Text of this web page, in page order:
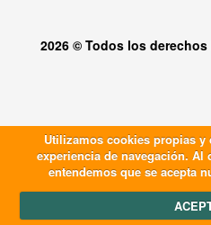
2026 © Todos los
Utilizamos cookies propias y
experiencia de navegación.
entendemos que se acepta